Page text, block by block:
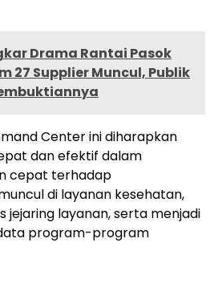
Drama Rantai Pasok
27 Supplier Muncul, Publik
Center ini diharapkan
dan efektif dalam
cepat terhadap
di layanan kesehatan,
jejaring layanan, serta menjadi
program-program